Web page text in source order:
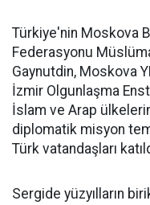
Türkiye'nin Moskova
Federasyonu
Gaynutdin, Moskova
İzmir Olgunlaşma
İslam ve Arap
diplomatik misyon
Türk vatandaşları
Sergide yüzyılların